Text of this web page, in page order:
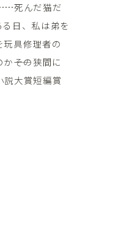
死んだ猫だ
日、私は弟を
具修理者の
その狭間に
大賞短編賞